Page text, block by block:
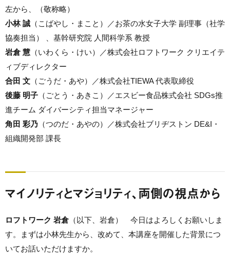
左から、（敬称略）
小林 誠 （こばやし・まこと）／お茶の水女子大学 副理事（社学
協奏担当） 、基幹研究院 人間科学系 教授
岩倉 慧 （いわくら・けい）／株式会社ロフトワーク クリエイテ
ィブディレクター
合田 文 （ごうだ・あや）／株式会社TIEWA 代表取締役
後藤 明子 （ごとう・あきこ）／エスビー食品株式会社 SDGs推
進チーム ダイバーシティ担当マネージャー
角田 彩乃 （つのだ・あやの）／株式会社ブリヂストン DE&I・
組織開発部 課長
マイノリティとマジョリティ、両側の視点から
ロフトワーク 岩倉（以下、岩倉） 今日はよろしくお願いしま
す。まずは小林先生から、改めて、本講座を開催した背景につ
いてお話いただけますか。